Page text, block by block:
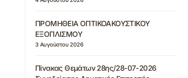
ΠΡΟΜΗΘΕΙΑ ΟΠΤΙΚΟΑΚΟΥΣΤΙΚΟΥ
ΕΞΟΠΛΙΣΜΟΥ
3 Αυγούστου 2026
Πίνακας Θεμάτων 28ης/28-07-2026